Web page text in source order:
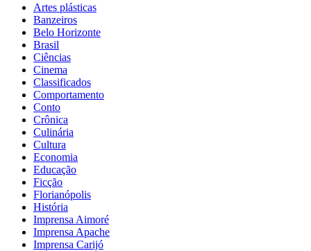
Artes plásticas
Banzeiros
Belo Horizonte
Brasil
Ciências
Cinema
Classificados
Comportamento
Conto
Crônica
Culinária
Cultura
Economia
Educação
Ficção
Florianópolis
História
Imprensa Aimoré
Imprensa Apache
Imprensa Carijó